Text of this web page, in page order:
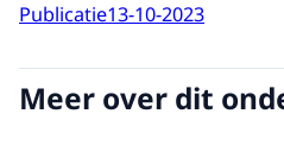
Publicatie13-10-2023
Meer over dit